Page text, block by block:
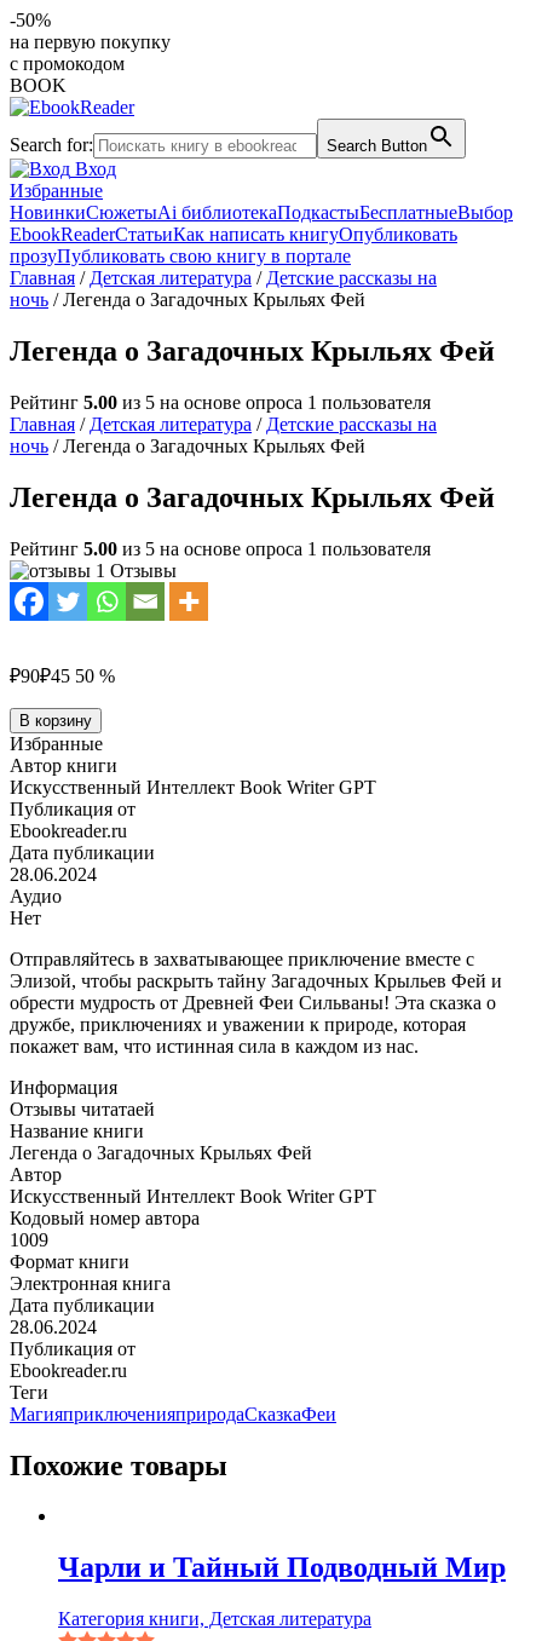
-50%
на первую покупку
с промокодом
BOOK
Search for: Search Button
Вход
Избранные
НовинкиСюжетыAi библиотекаПодкастыБесплатныеВыбор
EbookReaderСтатьиКак написать книгуОпубликовать
прозуПубликовать свою книгу в портале
Главная / Детская литература / Детские рассказы на
ночь / Легенда о Загадочных Крыльях Фей
Легенда о Загадочных Крыльях Фей
Рейтинг 5.00 из 5 на основе опроса 1 пользователя
Главная / Детская литература / Детские рассказы на
ночь / Легенда о Загадочных Крыльях Фей
Легенда о Загадочных Крыльях Фей
Рейтинг 5.00 из 5 на основе опроса 1 пользователя
1 Отзывы
₽90₽45 50 %
Количество
товара
Легенда
о
Загадочных
Крыльях
Фей
В корзину
Избранные
Автор книги
Искусственный Интеллект Book Writer GPT
Публикация от
Ebookreader.ru
Дата публикации
28.06.2024
Аудио
Нет
Отправляйтесь в захватывающее приключение вместе с
Элизой, чтобы раскрыть тайну Загадочных Крыльев Фей и
обрести мудрость от Древней Феи Сильваны! Эта сказка о
дружбе, приключениях и уважении к природе, которая
покажет вам, что истинная сила в каждом из нас.
Информация
Отзывы читатаей
Название книги
Легенда о Загадочных Крыльях Фей
Автор
Искусственный Интеллект Book Writer GPT
Кодовый номер автора
1009
Формат книги
Электронная книга
Дата публикации
28.06.2024
Публикация от
Ebookreader.ru
Теги
МагияприключенияприродаСказкаФеи
Похожие товары
Чарли и Тайный Подводный Мир
Категория книги, Детская литература